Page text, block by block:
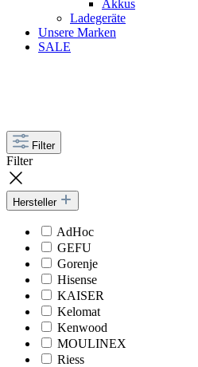
Akkus
Ladegeräte
Unsere Marken
SALE
Filter
Filter
Hersteller
AdHoc
GEFU
Gorenje
Hisense
KAISER
Kelomat
Kenwood
MOULINEX
Riess